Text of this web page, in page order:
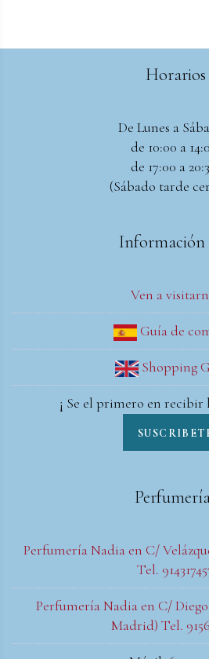
Horarios
De Lunes a
de 10:00 a
de 17:00 a
(Sábado tarde
Ven a
Guía de
Shopping
¡ Se el primero en recibir
Perfumería Nadia en C/
Tel.
Perfumería Nadia en C/ Diego
Madrid) Tel.